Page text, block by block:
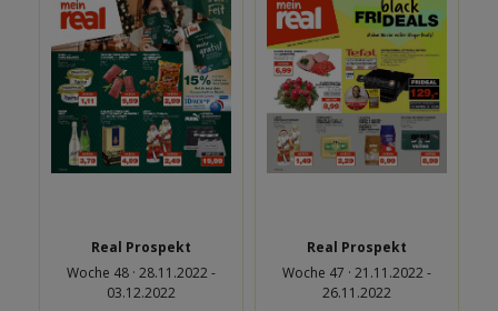
Real Prospekt
Woche 48 · 28.11.2022 -
03.12.2022
Real Prospekt
Woche 47 · 21.11.2022 -
26.11.2022